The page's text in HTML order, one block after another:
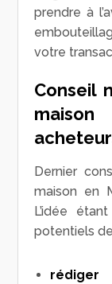
prendre à
votre
Conseil
Dernier
maison en
L’idée
potentiels